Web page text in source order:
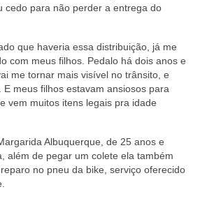
cedo para não perder a entrega do
que haveria essa distribuição, já me
com meus filhos. Pedalo há dois anos e
me tornar mais visível no trânsito, e
meus filhos estavam ansiosos para
vem muitos itens legais pra idade
Albuquerque, de 25 anos e
além de pegar um colete ela também
no pneu da bike, serviço oferecido